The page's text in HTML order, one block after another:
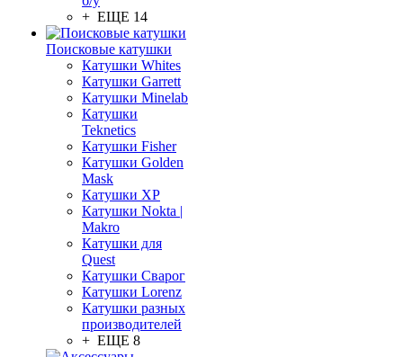
+ ЕЩЕ 14
Поисковые катушки
Катушки Whites
Катушки Garrett
Катушки Minelab
Катушки
Teknetics
Катушки Fisher
Катушки Golden
Mask
Катушки XP
Катушки Nokta |
Makro
Катушки для
Quest
Катушки Сварог
Катушки Lorenz
Катушки разных
производителей
+ ЕЩЕ 8